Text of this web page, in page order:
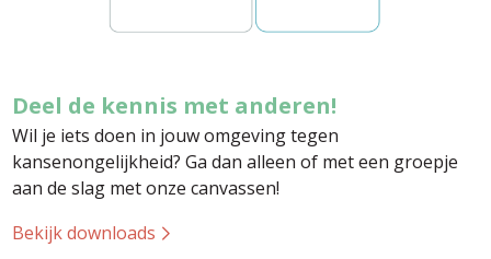
Deel de kennis met anderen!
Wil je iets doen in jouw omgeving tegen
kansenongelijkheid? Ga dan alleen of met een groepje
aan de slag met onze canvassen!
Bekijk downloads